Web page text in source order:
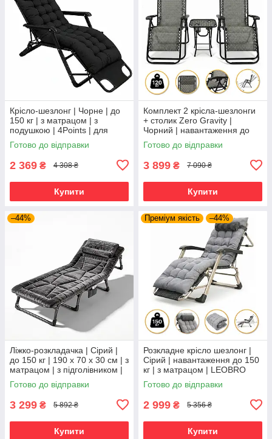
Крісло-шезлонг | Чорне | до
150 кг | з матрацом | з
подушкою | 4Points | для
дому, дачі та відпочинку
Готово до відправки
2 369 ₴ 4 308 ₴
Купити
Комплект 2 крісла-шезлонги
+ столик Zero Gravity |
Чорний | навантаження до
120 кг | 2 крісла + столик |
LEOBRO LB-ZGT-F3-PLD |
Готово до відправки
3 899 ₴ 7 090 ₴
Купити
–44%
Ліжко-розкладачка | Сірий |
до 150 кг | 190 х 70 х 30 см | з
матрацом | з підголівником |
WCG FB-S26-PV | для дому,
дачі та
Готово до відправки
3 299 ₴ 5 892 ₴
Купити
Преміум якість –44%
Розкладне крісло шезлонг |
Сірий | навантаження до 150
кг | з матрацом | LEOBRO
FCB-S01-PP | для
комфортного відпочинку
Готово до відправки
2 999 ₴ 5 356 ₴
Купити